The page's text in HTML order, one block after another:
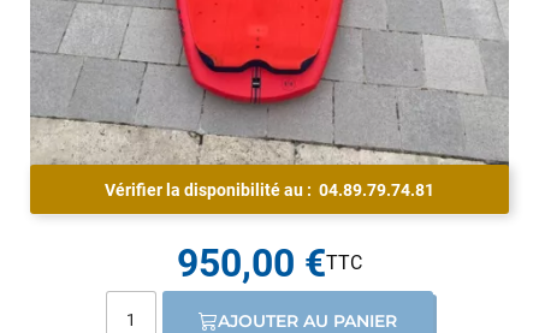
Vérifier la disponibilité au : 04.89.79.74.81
950,00 €
AJOUTER AU PANIER